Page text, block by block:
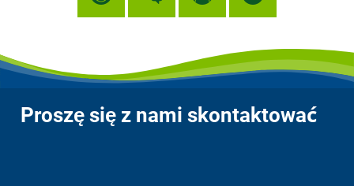
Proszę się z nami skontaktować